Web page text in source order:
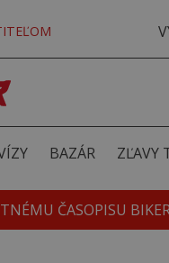
BAZÁR ZĽAVY
ČASOPISU